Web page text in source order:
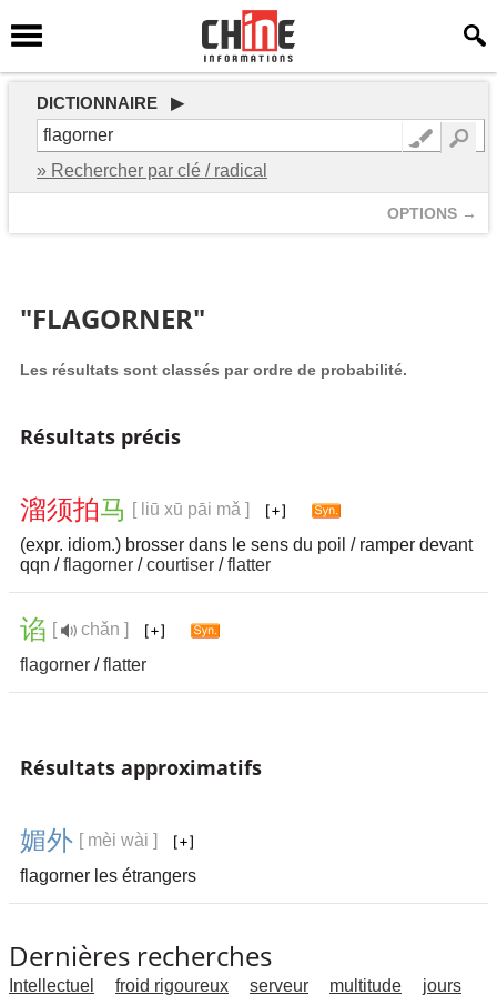
DICTIONNAIRE ▶
» Rechercher par clé / radical
OPTIONS →
"FLAGORNER"
Les résultats sont classés par ordre de probabilité.
Résultats précis
溜须拍马 [ liū xū pāi mǎ ]
(expr. idiom.) brosser dans le sens du poil / ramper devant
qqn /flagorner /courtiser /flatter
谄 [
chǎn ]
flagorner /flatter
Résultats approximatifs
媚外 [ mèi wài ]
flagorner les étrangers
Dernières recherches
Intellectuel froid rigoureux serveur multitude jours